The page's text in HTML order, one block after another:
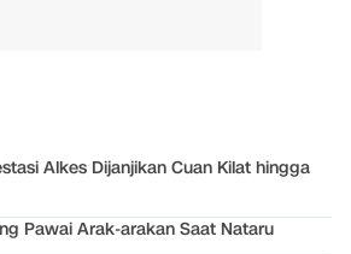
Alkes Dijanjikan Cuan Kilat hingga
Pawai Arak-arakan Saat Nataru